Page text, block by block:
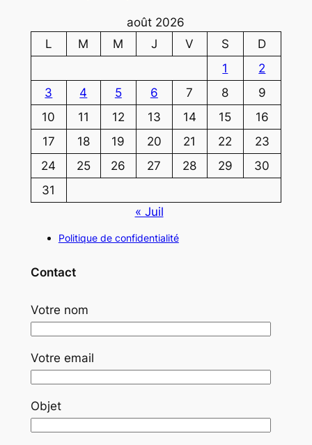
août 2026
L
M M J V S
D
1
2
3
4 5 6 7 8
9
10
11 12 13 14 15
16
17
18 19 20 21 22
23
24
25 26 27 28 29
30
31
« Juil
Politique de confidentialité
Contact
Votre nom
Votre email
Objet